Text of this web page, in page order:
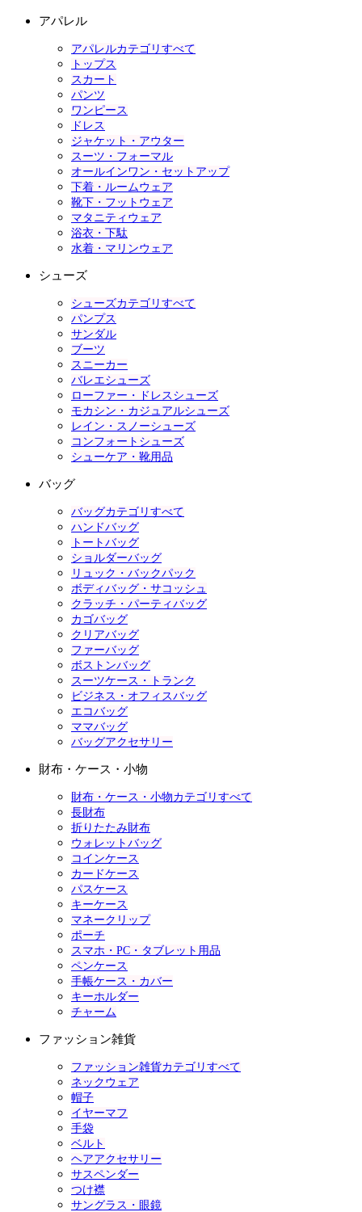
アパレル
アパレルカテゴリすべて
トップス
スカート
パンツ
ワンピース
ドレス
ジャケット・アウター
スーツ・フォーマル
オールインワン・セットアップ
下着・ルームウェア
靴下・フットウェア
マタニティウェア
浴衣・下駄
水着・マリンウェア
シューズ
シューズカテゴリすべて
パンプス
サンダル
ブーツ
スニーカー
バレエシューズ
ローファー・ドレスシューズ
モカシン・カジュアルシューズ
レイン・スノーシューズ
コンフォートシューズ
シューケア・靴用品
バッグ
バッグカテゴリすべて
ハンドバッグ
トートバッグ
ショルダーバッグ
リュック・バックパック
ボディバッグ・サコッシュ
クラッチ・パーティバッグ
カゴバッグ
クリアバッグ
ファーバッグ
ボストンバッグ
スーツケース・トランク
ビジネス・オフィスバッグ
エコバッグ
ママバッグ
バッグアクセサリー
財布・ケース・小物
財布・ケース・小物カテゴリすべて
長財布
折りたたみ財布
ウォレットバッグ
コインケース
カードケース
パスケース
キーケース
マネークリップ
ポーチ
スマホ・PC・タブレット用品
ペンケース
手帳ケース・カバー
キーホルダー
チャーム
ファッション雑貨
ファッション雑貨カテゴリすべて
ネックウェア
帽子
イヤーマフ
手袋
ベルト
ヘアアクセサリー
サスペンダー
つけ襟
サングラス・眼鏡